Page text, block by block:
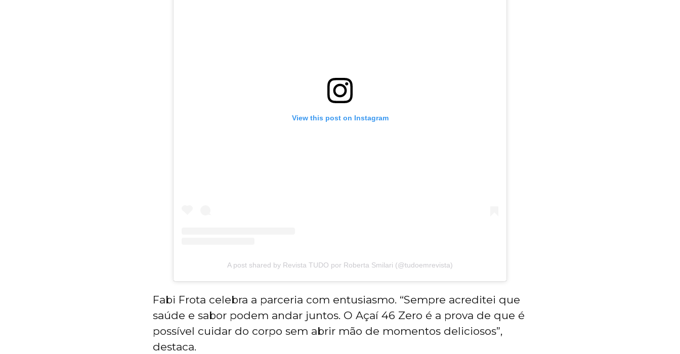
View this post on Instagram
A post shared by Revista TUDO por Roberta Smilari (@tudoemrevista)
Fabi Frota celebra a parceria com entusiasmo. “Sempre acreditei que
saúde e sabor podem andar juntos. O Açaí 46 Zero é a prova de que é
possível cuidar do corpo sem abrir mão de momentos deliciosos”,
destaca.